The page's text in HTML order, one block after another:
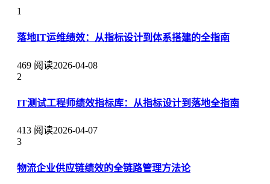
1
落地IT运维绩效：从指标设计到体系搭建的全指南
469 阅读2026-04-08
2
IT测试工程师绩效指标库：从指标设计到落地全指南
413 阅读2026-04-07
3
物流企业供应链绩效的全链路管理方法论